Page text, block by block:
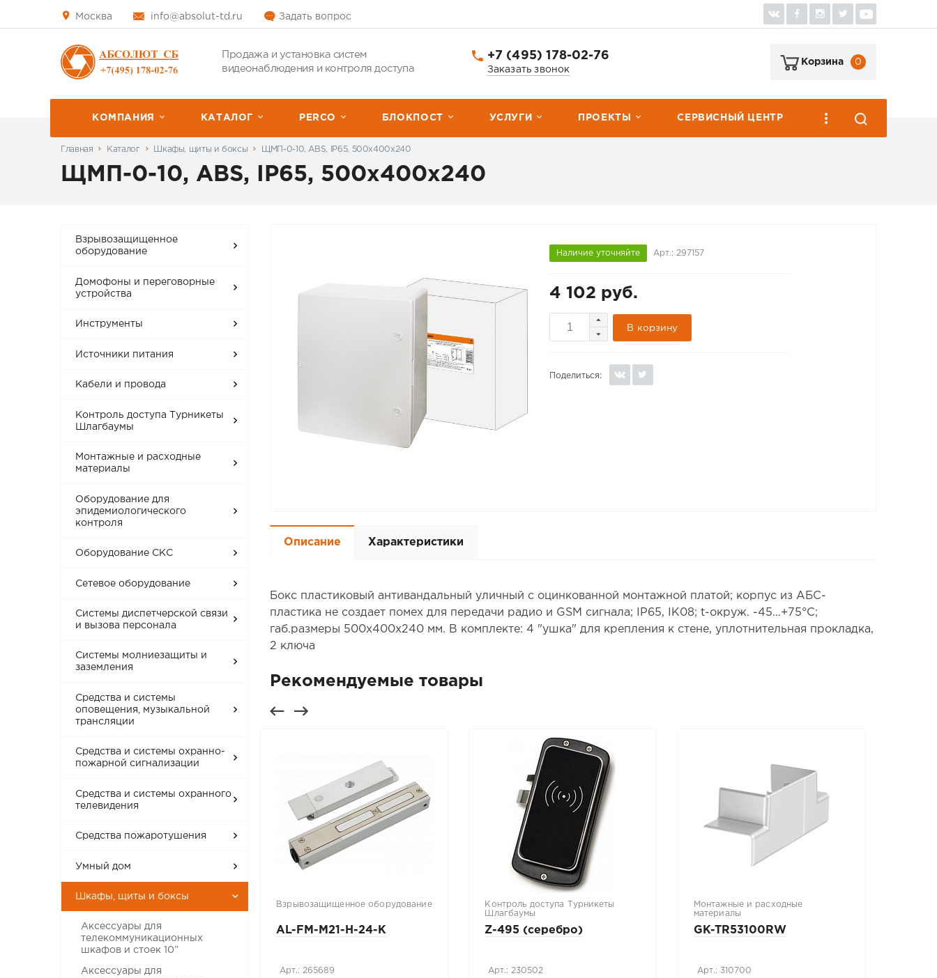
Москва info@absolut-td.ru Задать вопрос
Продажа и установка систем
видеонаблюдения и контроля доступа
+7 (495) 178-02-76
Заказать звонок
Корзина 0
КОМПАНИЯ КАТАЛОГ PERCО БЛОКПОСТ УСЛУГИ ПРОЕКТЫ СЕРВИСНЫЙ ЦЕНТР
Главная Каталог Шкафы, щиты и боксы ЩМП-0-10, ABS, IP65, 500x400x240
ЩМП-0-10, ABS, IP65, 500x400x240
Взрывозащищенное
оборудование
Домофоны и переговорные
устройства
Инструменты
Источники питания
Кабели и провода
Контроль доступа Турникеты
Шлагбаумы
Монтажные и расходные
материалы
Оборудование для
эпидемиологического
контроля
Оборудование СКС
Сетевое оборудование
Системы диспетчерской связи
и вызова персонала
Системы молниезащиты и
заземления
Средства и системы
оповещения, музыкальной
трансляции
Средства и системы охранно-
пожарной сигнализации
Средства и системы охранного
телевидения
Средства пожаротушения
Умный дом
Шкафы, щиты и боксы
Аксессуары для
телекоммуникационных
шкафов и стоек 10”
Аксессуары для
Наличие уточняйте Арт.: 297157
4 102 руб.
В корзину
Поделиться:
Описание Характеристики
Бокс пластиковый антивандальный уличный с оцинкованной монтажной платой; корпус из АБС-
пластика не создает помех для передачи радио и GSM сигнала; IP65, IK08; t-окруж. -45…+75°C;
габ.размеры 500х400х240 мм. В комплекте: 4 "ушка" для крепления к стене, уплотнительная прокладка,
2 ключа
Рекомендуемые товары
Спектрон-220-Ех
Арт.: 227881
Взрывозащищенное оборудование
AL-FM-M21-H-24-K
Арт.: 265689
Контроль доступа Турникеты
Шлагбаумы
Z-495 (серебро)
Арт.: 230502
Монтажные и расходные
материалы
GK-TR53100RW
Арт.: 310700